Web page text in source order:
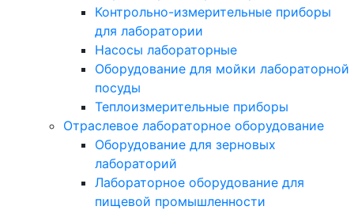
Контрольно-измерительные приборы
для лаборатории
Насосы лабораторные
Оборудование для мойки лабораторной
посуды
Теплоизмерительные приборы
Отраслевое лабораторное оборудование
Оборудование для зерновых
лабораторий
Лабораторное оборудование для
пищевой промышленности